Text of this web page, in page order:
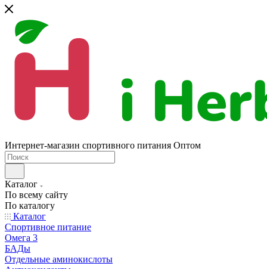
Интернет-магазин спортивного питания Оптом
Каталог
По всему сайту
По каталогу
Каталог
Спортивное питание
Омега 3
БАДы
Отдельные аминокислоты